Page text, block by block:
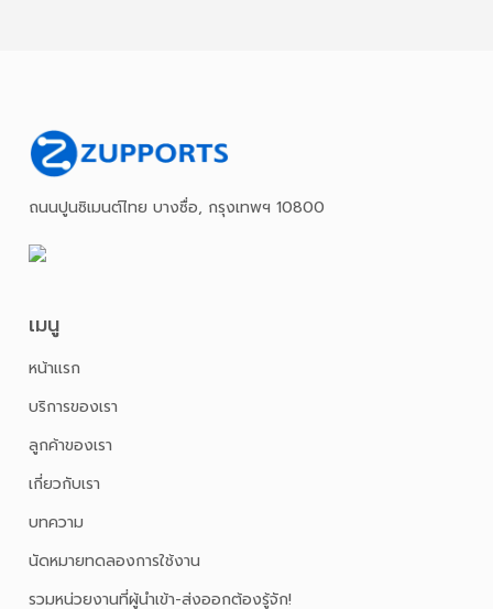
ถนนปูนซิเมนต์ไทย บางซื่อ, กรุงเทพฯ 10800
เมนู
หน้าเเรก
บริการของเรา
ลูกค้าของเรา
เกี่ยวกับเรา
บทความ
นัดหมายทดลองการใช้งาน
รวมหน่วยงานที่ผู้นำเข้า-ส่งออกต้องรู้จัก!